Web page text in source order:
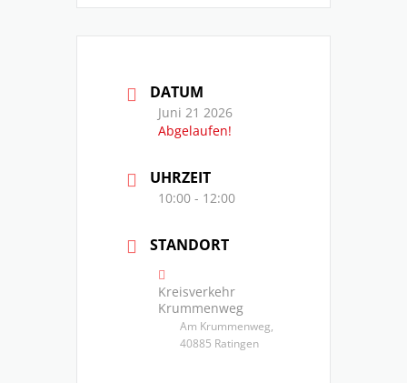
DATUM
Juni 21 2026
Abgelaufen!
UHRZEIT
10:00 - 12:00
STANDORT
Kreisverkehr
Krummenweg
Am Krummenweg,
40885 Ratingen